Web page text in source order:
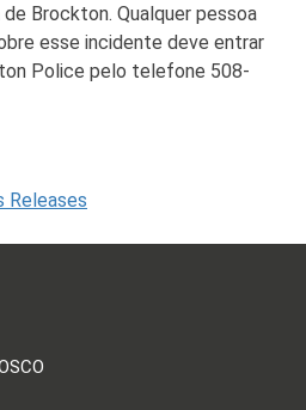
Brockton. Qualquer pessoa
esse incidente deve entrar
Police pelo telefone 508-
Releases